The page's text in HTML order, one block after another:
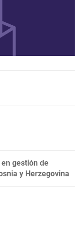
gestión de
y Herzegovina